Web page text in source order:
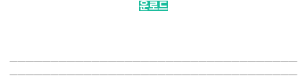
운로드
───────────────────────────────────
───────────────────────────────────